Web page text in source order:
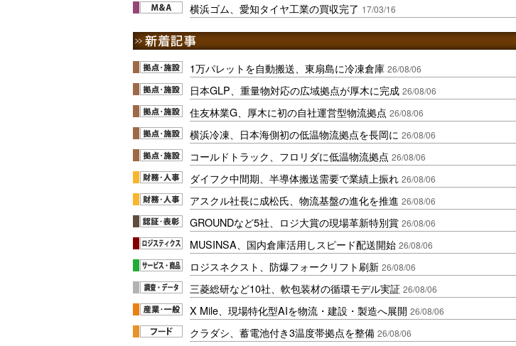
横浜ゴム、愛知タイヤ工業の買収完了 17/03/16
1万パレットを自動搬送、東扇島に冷凍倉庫 26/08/06
日本GLP、重量物対応の広域拠点が厚木に完成 26/08/06
住友林業G、厚木に初の自社運営型物流拠点 26/08/06
横浜冷凍、日本海側初の低温物流拠点を長岡に 26/08/06
コールドトラック、フロリダに低温物流拠点 26/08/06
ダイフク中間期、半導体搬送需要で業績上振れ 26/08/06
アスクル社長に成松氏、物流基盤の進化を推進 26/08/06
GROUNDなど5社、ロジ大賞の現場革新特別賞 26/08/06
MUSINSA、国内倉庫活用しスピード配送開始 26/08/06
ロジスネクスト、防爆フォークリフト刷新 26/08/06
三菱総研など10社、軟包装材の循環モデル実証 26/08/06
X Mile、現場特化型AIを物流・建設・製造へ展開 26/08/06
クラダシ、蓄電池付き3温度帯拠点を整備 26/08/06